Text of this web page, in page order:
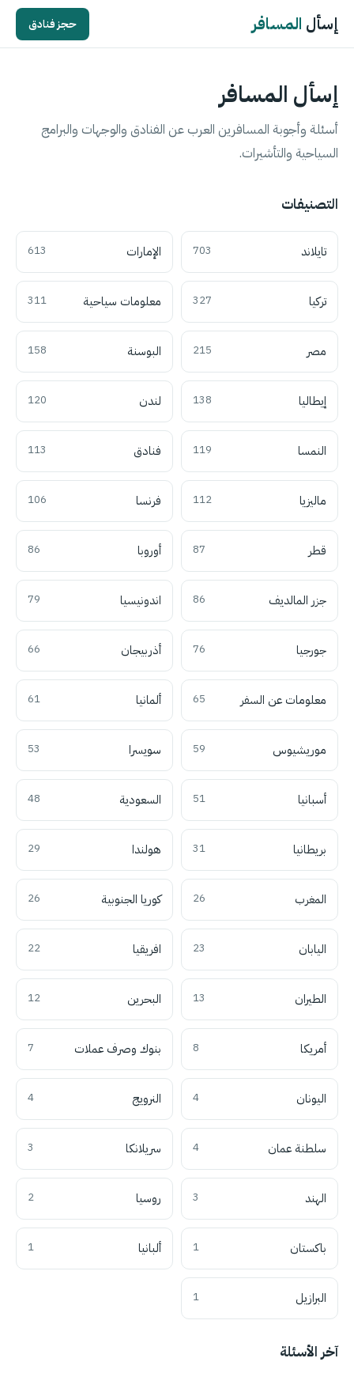
إسأل المسافر حجز فنادق
إسأل المسافر
أسئلة وأجوبة المسافرين العرب عن الفنادق والوجهات والبرامج
السياحية والتأشيرات.
التصنيفات
تايلاند 703 الإمارات 613
تركيا 327 معلومات سياحية 311
مصر 215 البوسنة 158
إيطاليا 138 لندن 120
النمسا 119 فنادق 113
ماليزيا 112 فرنسا 106
قطر 87 أوروبا 86
جزر المالديف 86 اندونيسيا 79
جورجيا 76 أذربيجان 66
معلومات عن السفر 65 ألمانيا 61
موريشيوس 59 سويسرا 53
أسبانيا 51 السعودية 48
بريطانيا 31 هولندا 29
المغرب 26 كوريا الجنوبية 26
اليابان 23 افريقيا 22
الطيران 13 البحرين 12
أمريكا 8 بنوك وصرف عملات 7
اليونان 4 النرويج 4
سلطنة عمان 4 سريلانكا 3
الهند 3 روسيا 2
باكستان 1 ألبانيا 1
البرازيل 1
آخر الأسئلة